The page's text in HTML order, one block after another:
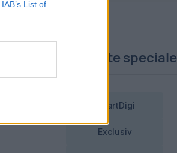
IAB’s List of
Proiecte speciale
SmartDigi
Exclusiv